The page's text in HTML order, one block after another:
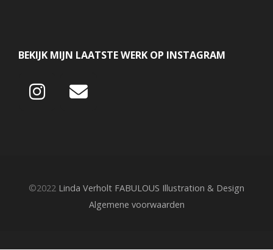
BEKIJK MIJN LAATSTE WERK OP INSTAGRAM
©2022 Linda Verholt FABULOUS Illustration & Design
Algemene voorwaarden